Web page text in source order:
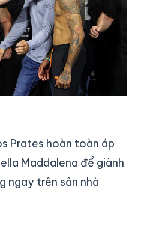
Prates hoàn toàn áp
Maddalena để giành
ngay trên sân nhà